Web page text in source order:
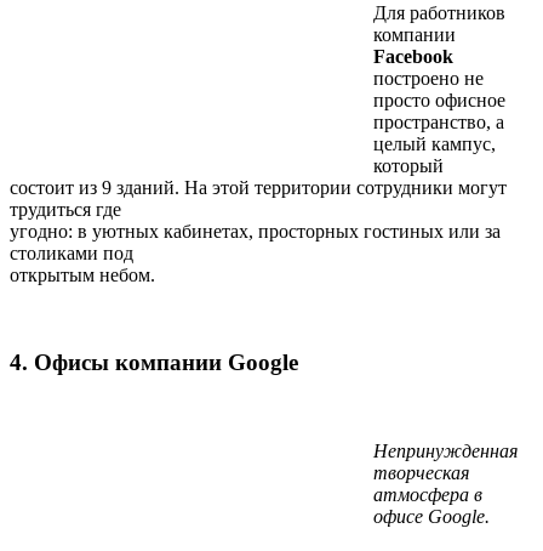
Для работников
компании
Facebook
построено не
просто офисное
пространство, а
целый кампус,
который
состоит из 9 зданий. На этой территории сотрудники могут
трудиться где
угодно: в уютных кабинетах, просторных гостиных или за
столиками под
открытым небом.
4. Офисы компании Google
Непринужденная
творческая
атмосфера в
офисе Google.